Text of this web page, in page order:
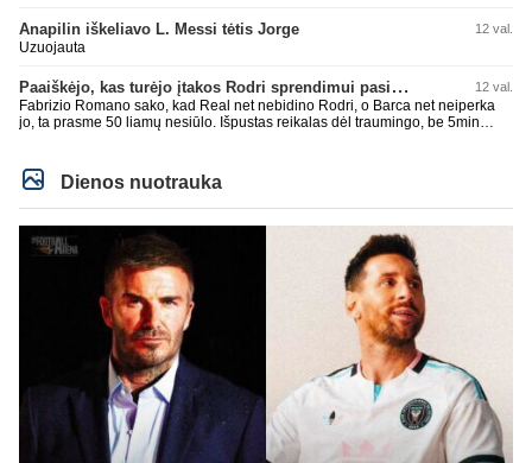
Super
Anapilin iškeliavo L. Messi tėtis Jorge 12 val.
Uzuojauta
Paaiškėjo, kas turėjo įtakos Rodri sprendimui pasirinkti Barselonos pusę 12 val.
Fabrizio Romano sako, kad Real net nebidino Rodri, o Barca net neiperka
jo, ta prasme 50 liamų nesiūlo. Išpustas reikalas dėl traumingo, be 5min
Dienos nuotrauka